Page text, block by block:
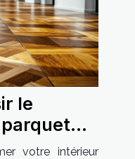
le
votre intérieur